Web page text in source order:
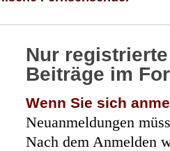
Nur
Beiträge im
Wenn Sie sich
Neuanmeldungen
Nach dem Anmelden